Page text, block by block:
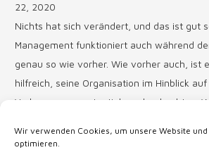
Wir verwenden Cookies, um unsere Website
optimieren.
22, 2020
Nichts hat sich verändert, und das ist gut
Management funktioniert auch während
genau so wie vorher. Wie vorher auch, ist
hilfreich, seine Organisation im Hinblick
Verbesserungspotentiale zu beobachten.
partizipieren zu lassen, um eine hohe